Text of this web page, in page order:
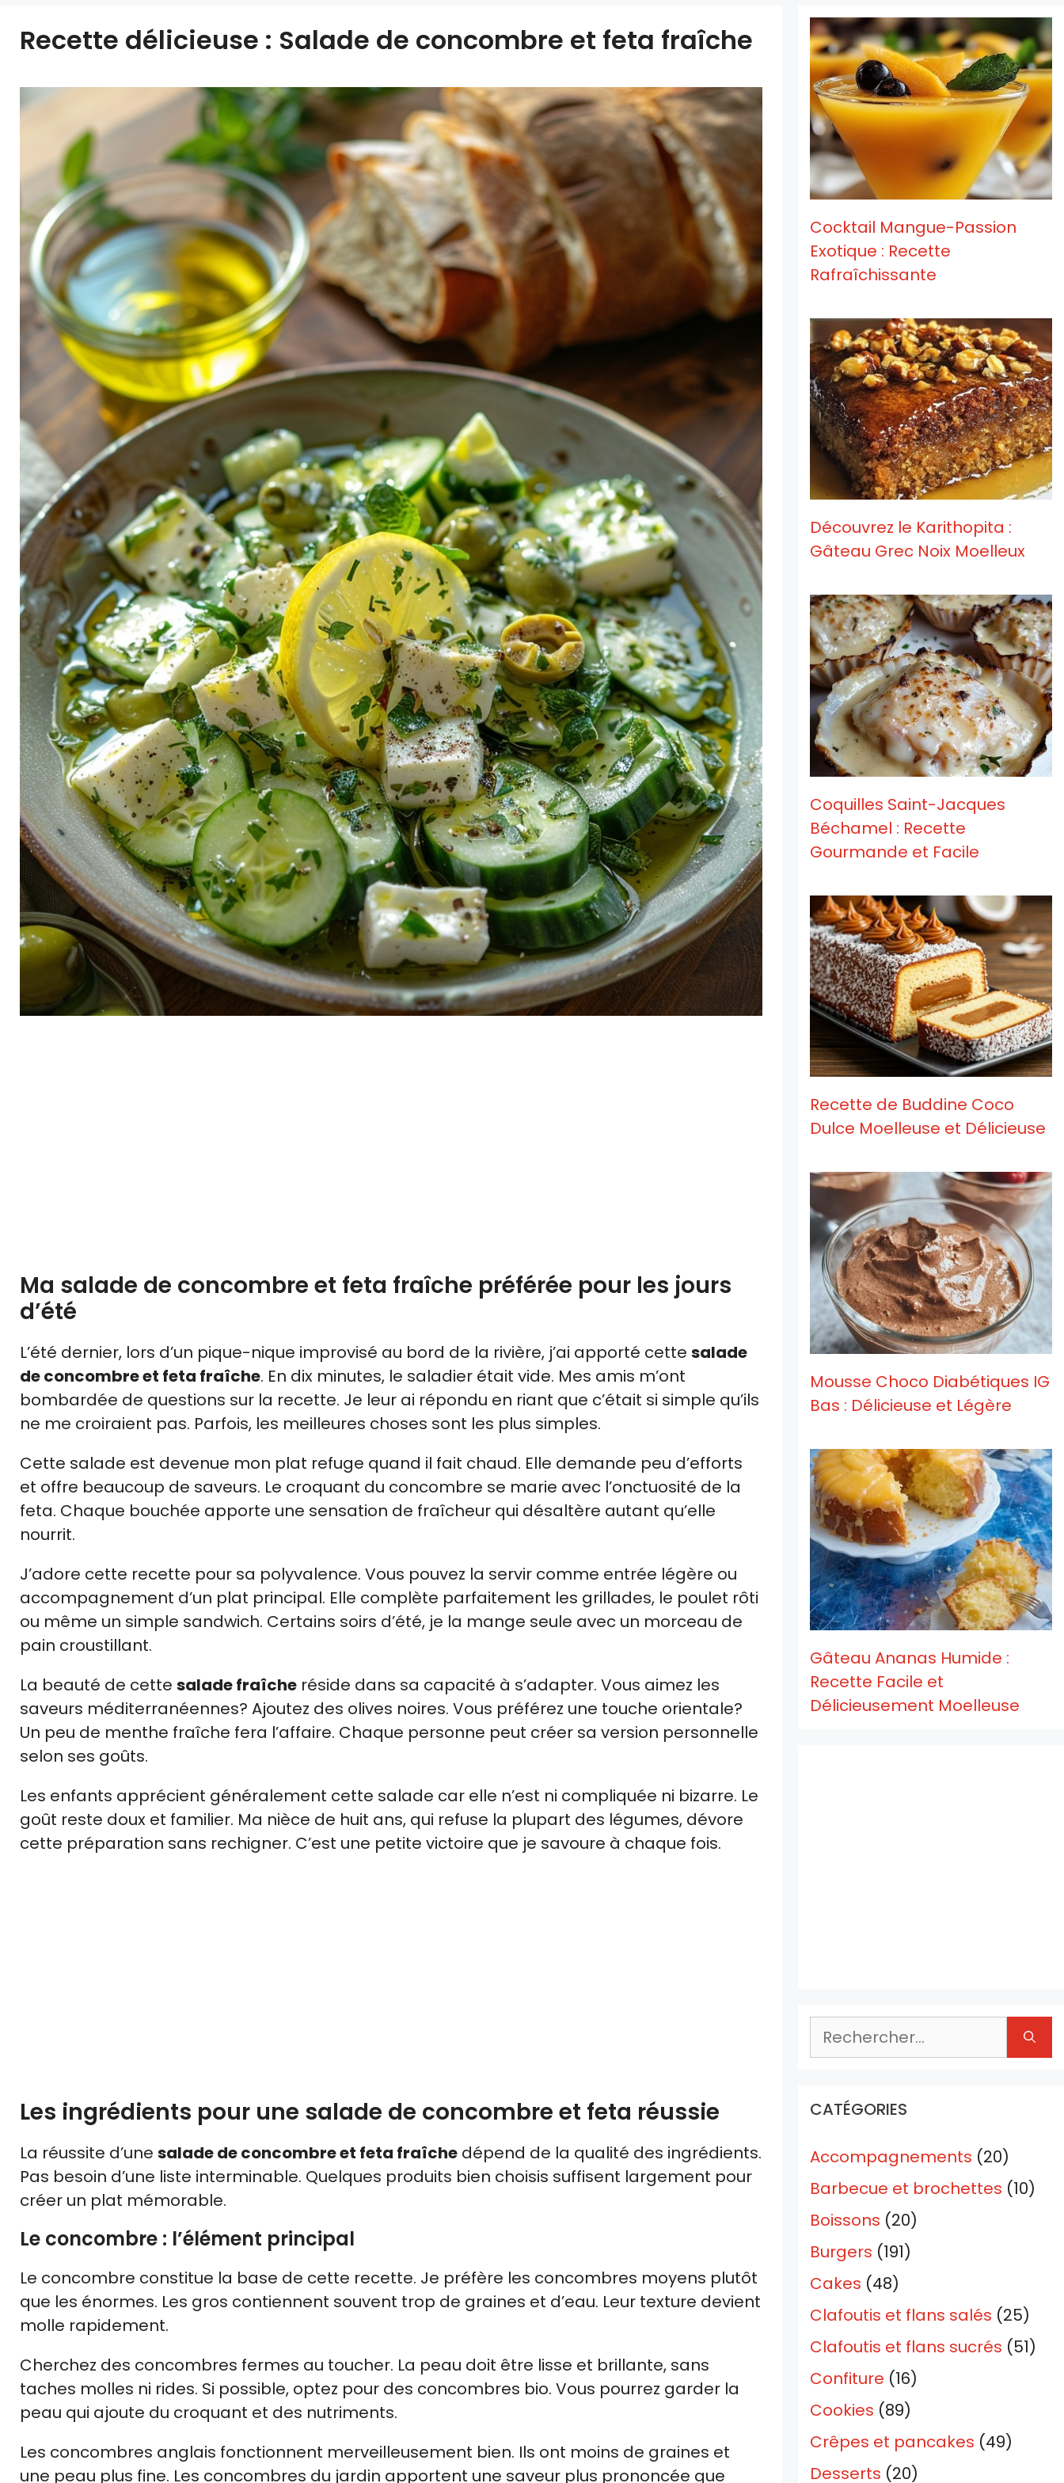
Recette délicieuse : Salade de concombre et feta fraîche
Ma salade de concombre et feta fraîche préférée pour les jours
d’été
L’été dernier, lors d’un pique-nique improvisé au bord de la rivière, j’ai apporté cette salade
de concombre et feta fraîche. En dix minutes, le saladier était vide. Mes amis m’ont
bombardée de questions sur la recette. Je leur ai répondu en riant que c’était si simple qu’ils
ne me croiraient pas. Parfois, les meilleures choses sont les plus simples.
Cette salade est devenue mon plat refuge quand il fait chaud. Elle demande peu d’efforts
et offre beaucoup de saveurs. Le croquant du concombre se marie avec l’onctuosité de la
feta. Chaque bouchée apporte une sensation de fraîcheur qui désaltère autant qu’elle
nourrit.
J’adore cette recette pour sa polyvalence. Vous pouvez la servir comme entrée légère ou
accompagnement d’un plat principal. Elle complète parfaitement les grillades, le poulet rôti
ou même un simple sandwich. Certains soirs d’été, je la mange seule avec un morceau de
pain croustillant.
La beauté de cette salade fraîche réside dans sa capacité à s’adapter. Vous aimez les
saveurs méditerranéennes? Ajoutez des olives noires. Vous préférez une touche orientale?
Un peu de menthe fraîche fera l’affaire. Chaque personne peut créer sa version personnelle
selon ses goûts.
Les enfants apprécient généralement cette salade car elle n’est ni compliquée ni bizarre. Le
goût reste doux et familier. Ma nièce de huit ans, qui refuse la plupart des légumes, dévore
cette préparation sans rechigner. C’est une petite victoire que je savoure à chaque fois.
Les ingrédients pour une salade de concombre et feta réussie
La réussite d’une salade de concombre et feta fraîche dépend de la qualité des ingrédients.
Pas besoin d’une liste interminable. Quelques produits bien choisis suffisent largement pour
créer un plat mémorable.
Le concombre : l’élément principal
Le concombre constitue la base de cette recette. Je préfère les concombres moyens plutôt
que les énormes. Les gros contiennent souvent trop de graines et d’eau. Leur texture devient
molle rapidement.
Cherchez des concombres fermes au toucher. La peau doit être lisse et brillante, sans
taches molles ni rides. Si possible, optez pour des concombres bio. Vous pourrez garder la
peau qui ajoute du croquant et des nutriments.
Les concombres anglais fonctionnent merveilleusement bien. Ils ont moins de graines et
une peau plus fine. Les concombres du jardin apportent une saveur plus prononcée que
Cocktail Mangue-Passion
Exotique : Recette
Rafraîchissante
Découvrez le Karithopita :
Gâteau Grec Noix Moelleux
Coquilles Saint-Jacques
Béchamel : Recette
Gourmande et Facile
Recette de Buddine Coco
Dulce Moelleuse et Délicieuse
Mousse Choco Diabétiques IG
Bas : Délicieuse et Légère
Gâteau Ananas Humide :
Recette Facile et
Délicieusement Moelleuse
Rechercher :
CATÉGORIES
Accompagnements (20)
Barbecue et brochettes (10)
Boissons (20)
Burgers (191)
Cakes (48)
Clafoutis et flans salés (25)
Clafoutis et flans sucrés (51)
Confiture (16)
Cookies (89)
Crêpes et pancakes (49)
Desserts (20)